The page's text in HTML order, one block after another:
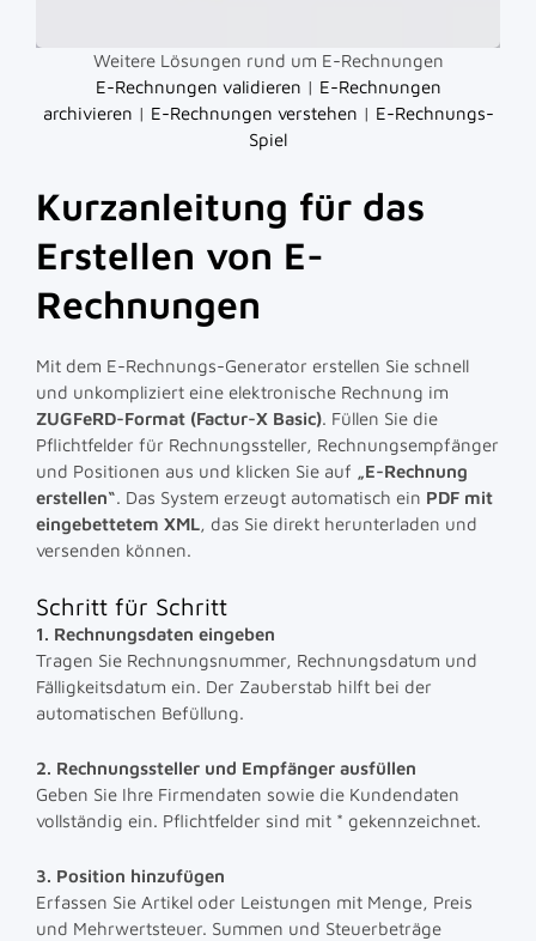
Weitere Lösungen rund um E-Rechnungen
E-Rechnungen validieren | E-Rechnungen
archivieren | E-Rechnungen verstehen | E-Rechnungs-
Spiel
Kurzanleitung für das
Erstellen von E-
Rechnungen
Mit dem E-Rechnungs-Generator erstellen Sie schnell
und unkompliziert eine elektronische Rechnung im
ZUGFeRD-Format (Factur-X Basic). Füllen Sie die
Pflichtfelder für Rechnungssteller, Rechnungsempfänger
und Positionen aus und klicken Sie auf „E-Rechnung
erstellen“. Das System erzeugt automatisch ein PDF mit
eingebettetem XML, das Sie direkt herunterladen und
versenden können.
Schritt für Schritt
1. Rechnungsdaten eingeben
Tragen Sie Rechnungsnummer, Rechnungsdatum und
Fälligkeitsdatum ein. Der Zauberstab hilft bei der
automatischen Befüllung.
2. Rechnungssteller und Empfänger ausfüllen
Geben Sie Ihre Firmendaten sowie die Kundendaten
vollständig ein. Pflichtfelder sind mit * gekennzeichnet.
3. Position hinzufügen
Erfassen Sie Artikel oder Leistungen mit Menge, Preis
und Mehrwertsteuer. Summen und Steuerbeträge